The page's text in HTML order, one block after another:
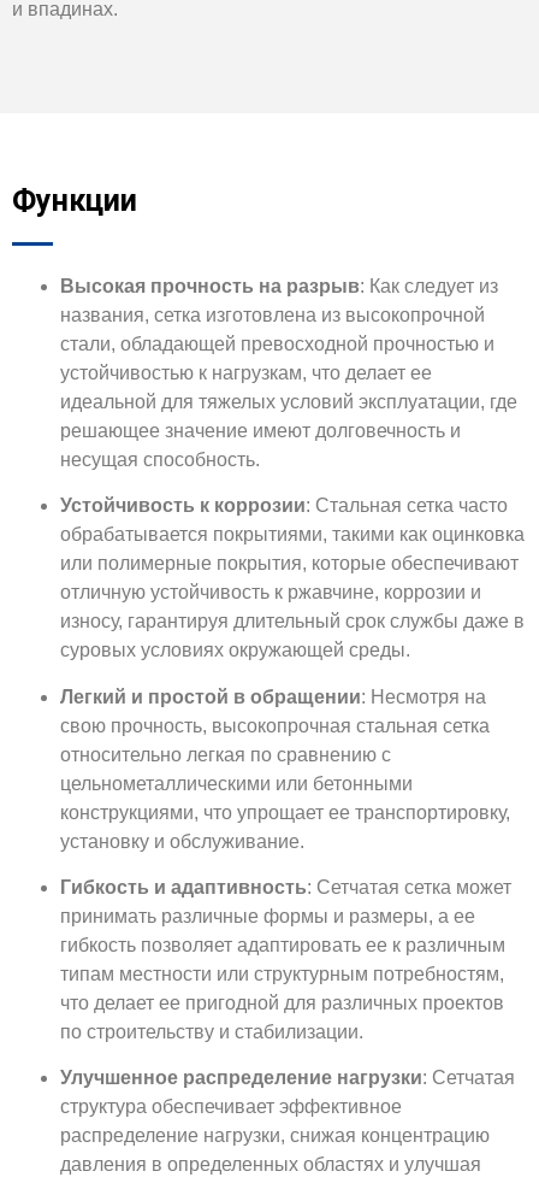
и впадинах.
Функции
Высокая прочность на разрыв: Как следует из
названия, сетка изготовлена из высокопрочной
стали, обладающей превосходной прочностью и
устойчивостью к нагрузкам, что делает ее
идеальной для тяжелых условий эксплуатации, где
решающее значение имеют долговечность и
несущая способность.
Устойчивость к коррозии: Стальная сетка часто
обрабатывается покрытиями, такими как оцинковка
или полимерные покрытия, которые обеспечивают
отличную устойчивость к ржавчине, коррозии и
износу, гарантируя длительный срок службы даже в
суровых условиях окружающей среды.
Легкий и простой в обращении: Несмотря на
свою прочность, высокопрочная стальная сетка
относительно легкая по сравнению с
цельнометаллическими или бетонными
конструкциями, что упрощает ее транспортировку,
установку и обслуживание.
Гибкость и адаптивность: Сетчатая сетка может
принимать различные формы и размеры, а ее
гибкость позволяет адаптировать ее к различным
типам местности или структурным потребностям,
что делает ее пригодной для различных проектов
по строительству и стабилизации.
Улучшенное распределение нагрузки: Сетчатая
структура обеспечивает эффективное
распределение нагрузки, снижая концентрацию
давления в определенных областях и улучшая